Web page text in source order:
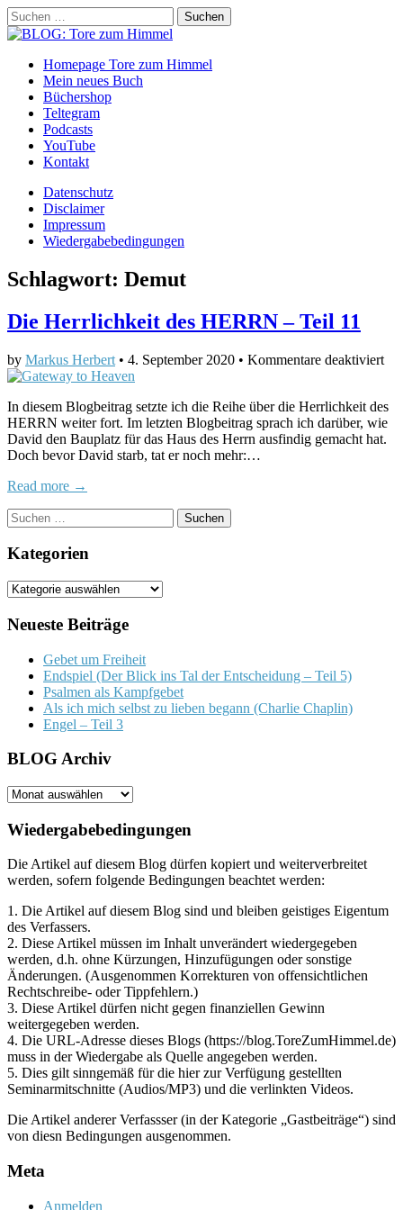
Suchen
nach:
Main
menu
Skip
content
Homepage Tore zum Himmel
Mein neues Buch
Büchershop
Teltegram
Podcasts
YouTube
Kontakt
Sub
menu
Datenschutz
Disclaimer
Impressum
Wiedergabebedingungen
Schlagwort: Demut
Die Herrlichkeit des HERRN – Teil 11
by Markus Herbert • 4. September 2020 • Kommentare deaktiviertfür
des
–
In diesem Blogbeitrag setzte ich die Reihe über die Herrlichkeit des
HERRN weiter fort. Im letzten Blogbeitrag sprach ich darüber, wie
David den Bauplatz für das Haus des Herrn ausfindig gemacht hat.
Doch bevor David starb, tat er noch mehr:…
Read more →
Suchen
nach:
Kategorien
Kategorien
Neueste Beiträge
Gebet um Freiheit
Endspiel (Der Blick ins Tal der Entscheidung – Teil 5)
Psalmen als Kampfgebet
Als ich mich selbst zu lieben begann (Charlie Chaplin)
Engel – Teil 3
BLOG Archiv
BLOG
Wiedergabebedingungen
Die Artikel auf diesem Blog dürfen kopiert und weiterverbreitet
werden, sofern folgende Bedingungen beachtet werden:
1. Die Artikel auf diesem Blog sind und bleiben geistiges Eigentum
des Verfassers.
2. Diese Artikel müssen im Inhalt unverändert wiedergegeben
werden, d.h. ohne Kürzungen, Hinzufügungen oder sonstige
Änderungen. (Ausgenommen Korrekturen von offensichtlichen
Rechtschreibe- oder Tippfehlern.)
3. Diese Artikel dürfen nicht gegen finanziellen Gewinn
weitergegeben werden.
4. Die URL-Adresse dieses Blogs (https://blog.ToreZumHimmel.de)
muss in der Wiedergabe als Quelle angegeben werden.
5. Dies gilt sinngemäß für die hier zur Verfügung gestellten
Seminarmitschnitte (Audios/MP3) und die verlinkten Videos.
Die Artikel anderer Verfassser (in der Kategorie „Gastbeiträge“) sind
von diesn Bedingungen ausgenommen.
Meta
Anmelden